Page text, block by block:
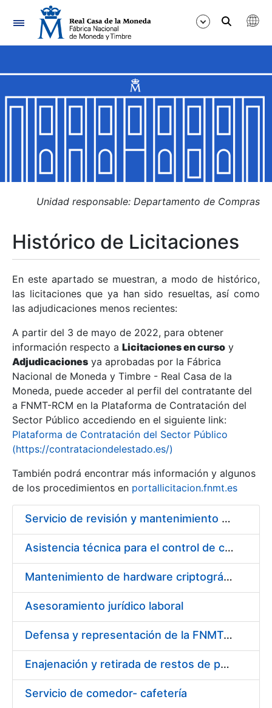
Navegación
Mostrar/Ocultar
Mostrar/Ocultar
Mostrar/Ocultar
Mostrar/Ocultar
Mostrar/Ocultar
Mostrar/Ocultar
Unidad responsable: Departamento de Compras
Histórico de Licitaciones
En este apartado se muestran, a modo de histórico,
las licitaciones que ya han sido resueltas, así como
las adjudicaciones menos recientes:
A partir del 3 de mayo de 2022, para obtener
información respecto a Licitaciones en curso y
Adjudicaciones ya aprobadas por la Fábrica
Nacional de Moneda y Timbre - Real Casa de la
Moneda, puede acceder al perfil del contratante del
a FNMT-RCM en la Plataforma de Contratación del
Sector Público accediendo en el siguiente link:
Plataforma de Contratación del Sector Público
(https://contrataciondelestado.es/)
También podrá encontrar más información y algunos
de los procedimientos en portallicitacion.fnmt.es
Servicio de revisión y mantenimiento de medios de compartimentación de protección contra incendios
Asistencia técnica para el control de calidad ambiental interior y control de riesgo de Legionella
Mantenimiento de hardware criptográfico
Asesoramiento jurídico laboral
Defensa y representación de la FNMT-RCM ante la jurisdicción laboral
Enajenación y retirada de restos de papel durante 2015
Servicio de comedor- cafetería